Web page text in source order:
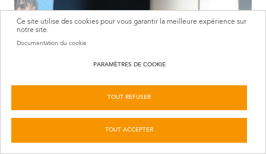
Ce site utilise des cookies pour vous garantir la meilleure expérience sur
notre site.
Documentation du cookie
PARAMÈTRES DE COOKIE
TOUT REFUSER
TOUT ACCEPTER